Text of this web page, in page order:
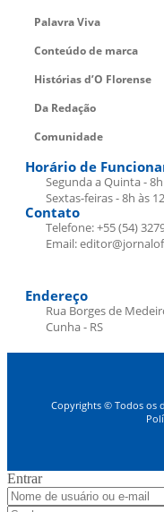
Palavra Viva
Conteúdo de marca
Histórias d’O Florense
Da Redação
Comunidade
Horário de
Segunda a Quinta -
Sextas-feiras - 8h às
Contato
Telefone: +55 (54)
Email:
Endereço
Rua Borges de
Cunha - RS
Copyrights © Todos os
Entrar